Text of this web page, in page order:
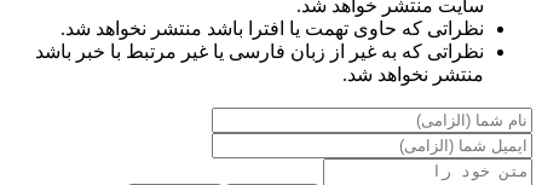
سایت منتشر خواهد شد.
نظراتی که حاوی تهمت یا افترا باشد منتشر نخواهد شد.
نظراتی که به غیر از زبان فارسی یا غیر مرتبط با خبر باشد
منتشر نخواهد شد.